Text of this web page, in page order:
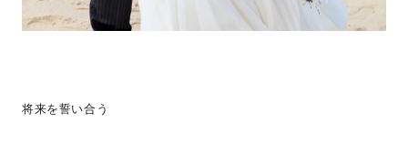
将来を誓い合う